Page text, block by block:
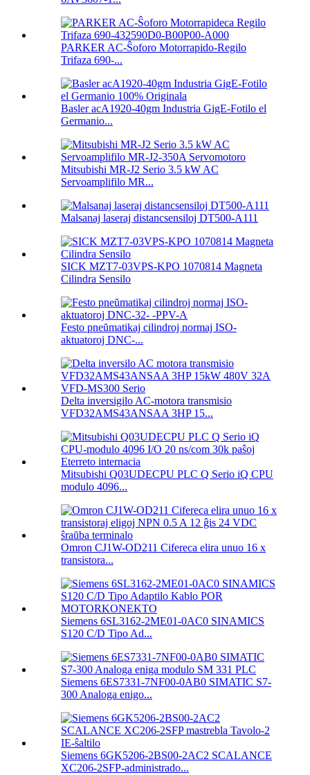
PARKER AC-Ŝoforo Motorrapido-Regilo
Trifaza 690-...
Basler acA1920-40gm Industria GigE-Fotilo el
Germanio...
Mitsubishi MR-J2 Serio 3.5 kW AC
Servoamplifilo MR...
Malsanaj laseraj distancsensiloj DT500-A111
SICK MZT7-03VPS-KPO 1070814 Magneta
Cilindra Sensilo
Festo pneŭmatikaj cilindroj normaj ISO-
aktuatoroj DNC-...
Delta inversigilo AC-motora transmisio
VFD32AMS43ANSAA 3HP 15...
Mitsubishi Q03UDECPU PLC Q Serio iQ CPU
modulo 4096...
Omron CJ1W-OD211 Cifereca elira unuo 16 x
transistora...
Siemens 6SL3162-2ME01-0AC0 SINAMICS
S120 C/D Tipo Ad...
Siemens 6ES7331-7NF00-0AB0 SIMATIC S7-
300 Analoga enigo...
Siemens 6GK5206-2BS00-2AC2 SCALANCE
XC206-2SFP-administrado...